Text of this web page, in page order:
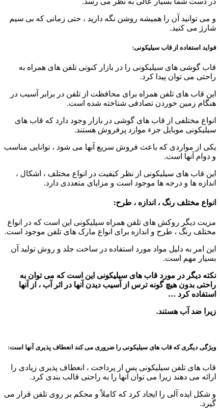
و می توانید آن را همیشه روشن نگه دارید ، حتی زمانی که بی سیم
شارژ می کنید.
فواید استفاده از قاب سیلیکونی:
قاب گوشی های سیلیکونی را در بازار کنونی تلفن های همراه به
راحتی می توان پیدا کرد.
این قاب های تلفن همراه برای محافظت از تلفن در برابر آسیب در
هنگام زمین خوردن تصادفی شناخته شده است.
انواع مختلفی از قاب های گوشی در بازار وجود دارد که قاب های
سیلیکونی موبایل جزء موارد پرفروش هستند.
یکی از مواردی که باعث فروش سریع آنها می شود ، توانایی مناسب
و دوام آنها است.
این قاب های سیلیکونی از نظر کیفیت در انواع مختلف ، اشکال ،
اندازه ها و درجه ها موجود است و مزایای متعددی دارد.
انواع مختلف رنگ ، اندازه ، طرح:
مزیت دیگر روکش های تلفن همراه سیلیکونی این است که در انواع
مختلف رنگ ، طرح و اندازه برای انواع مارک های تلفن موجود است.
این امر به دلیل مواد مورد استفاده در ساخت جلد و روش تولید آن
بسیار مهم است.
نکته دیگر در مورد قاب های سیلیکونی این است که می توان به
راحتی بدون هیچ گونه ترس از آسیب دیدن آنها در اثر آب ، از آنها
استفاده کرد …
زیرا ضد آب هستند.
ویژگی دیگری که قاب های سیلیکونی را ضروری می کند انعطاف پذیری آنها است:
قاب های تلفن سیلیکونی پس از پرداخت ، انعطاف پذیری زیادی را
ارائه می دهند زیرا می توان آنها را به راحتی قالب بندی کرد.
و شکل ایده آلی را ایجاد کرد که کاملاً و محکم بر روی تلفن قرار می
گیرد.